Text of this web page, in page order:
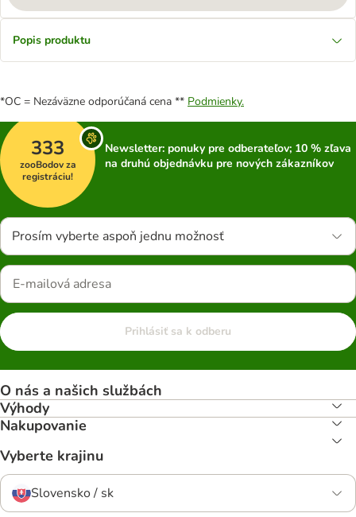
Popis produktu
*OC = Nezáväzne odporúčaná cena ** Podmienky.
333
zooBodov za
registráciu!
Newsletter: ponuky pre odberateľov; 10 % zľava
na druhú objednávku pre nových zákazníkov
Prosím vyberte aspoň jednu možnosť
Prihlásiť sa k odberu
O nás a našich službách
Výhody
Nakupovanie
Vyberte krajinu
Slovensko / sk